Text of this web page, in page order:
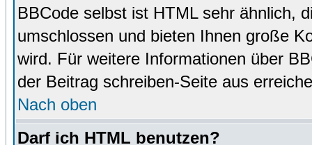
BBCode selbst ist HTML sehr ähnlich,
umschlossen und bieten Ihnen große
wird. Für weitere Informationen über
der Beitrag schreiben-Seite aus
Nach oben
Darf ich HTML benutzen?